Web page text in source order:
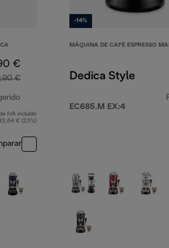
€
€
preço original 209,90 €
IVA incluído
€ (23%)
-14%
MÁQUINA DE CAFÉ ESPRESSO
Dedica Style
EC685.M EX:4